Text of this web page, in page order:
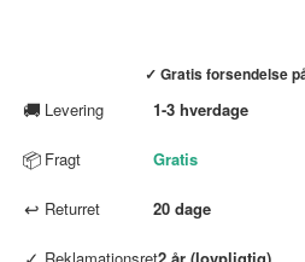
✓ Gratis forsendelse
🚚 Levering 1-3 hverdage
📦 Fragt Gratis
↩ Returret 20 dage
Reklamationsret2 år (lovpligtig)